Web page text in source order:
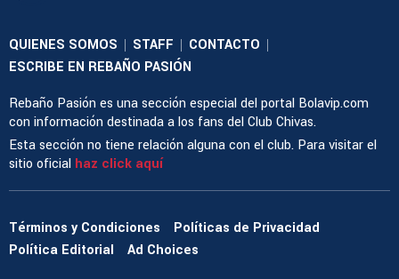
QUIENES SOMOS | STAFF | CONTACTO |
ESCRIBE EN REBAÑO PASIÓN
Rebaño Pasión es una sección especial del portal Bolavip.com
con información destinada a los fans del Club Chivas.
Esta sección no tiene relación alguna con el club. Para visitar el
sitio oficial haz click aquí
Términos y Condiciones
Políticas de Privacidad
Política Editorial
Ad Choices